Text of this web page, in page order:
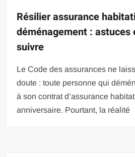
Résilier assurance
déménagement : astuces
suivre
Le Code des assurances ne
doute : toute personne qui
à son contrat d’assurance
anniversaire. Pourtant, la réalité